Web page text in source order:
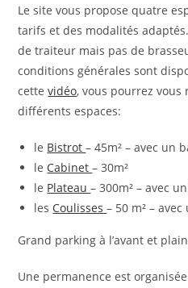
Le site vous propose quatre
tarifs et des modalités
de traiteur mais pas de
conditions générales sont
cettevidéo, vous pourrez vous
différents espaces:
le Bistrot– 45m² – avec un
le Cabinet– 30m²
le Plateau– 300m² – avec
les Coulisses– 50 m² –
Grand parking à l’avant et
Une permanence est